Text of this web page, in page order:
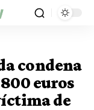
condena
euros
de